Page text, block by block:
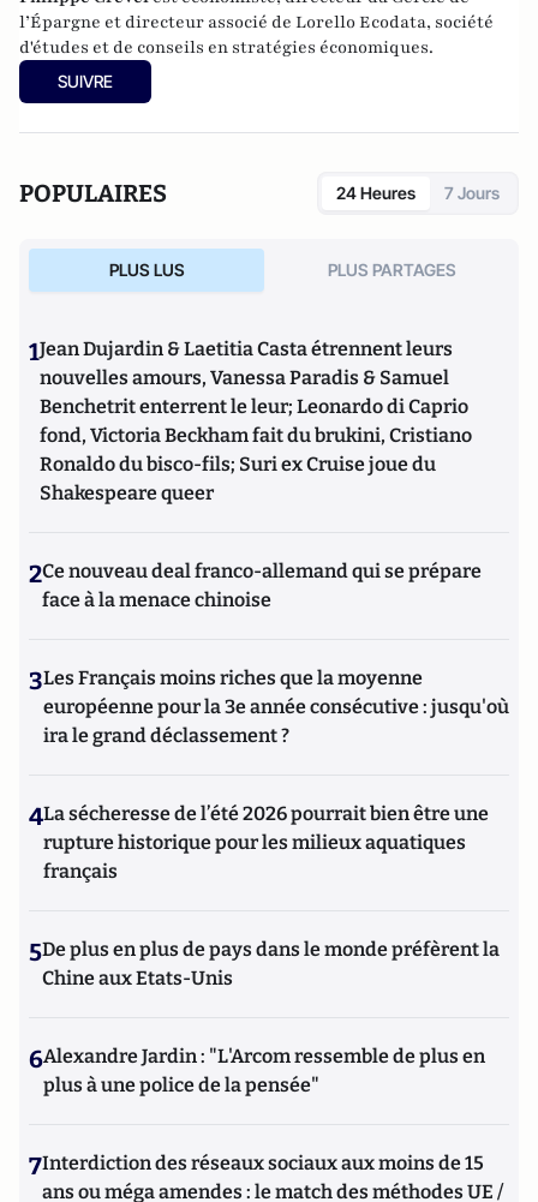
l’Épargne et directeur associé de Lorello Ecodata, société
d'études et de conseils en stratégies économiques.
SUIVRE
POPULAIRES 24 Heures 7 Jours
PLUS LUS PLUS PARTAGES
1Jean Dujardin & Laetitia Casta étrennent leurs
nouvelles amours, Vanessa Paradis & Samuel
Benchetrit enterrent le leur; Leonardo di Caprio
fond, Victoria Beckham fait du brukini, Cristiano
Ronaldo du bisco-fils; Suri ex Cruise joue du
Shakespeare queer
2Ce nouveau deal franco-allemand qui se prépare
face à la menace chinoise
3Les Français moins riches que la moyenne
européenne pour la 3e année consécutive : jusqu'où
ira le grand déclassement ?
4La sécheresse de l’été 2026 pourrait bien être une
rupture historique pour les milieux aquatiques
français
5De plus en plus de pays dans le monde préfèrent la
Chine aux Etats-Unis
6Alexandre Jardin : "L'Arcom ressemble de plus en
plus à une police de la pensée"
7Interdiction des réseaux sociaux aux moins de 15
ans ou méga amendes : le match des méthodes UE /